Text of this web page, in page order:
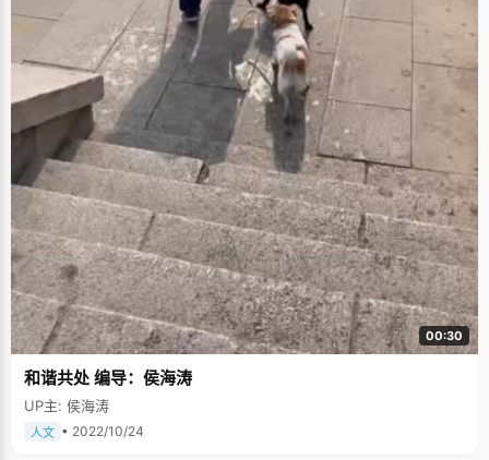
00:30
和谐共处 编导：侯海涛
UP主: 侯海涛
人文 • 2022/10/24